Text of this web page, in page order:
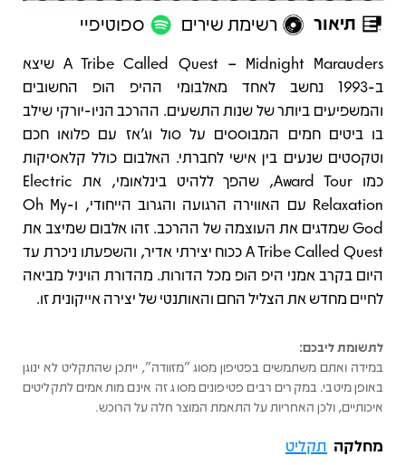
תיאור רשימת שירים ספוטיפיי
תיאור
A Tribe Called Quest – Midnight Marauders שיצא
ב-1993 נחשב לאחד מאלבומי ההיפ הופ החשובים
והמשפיעים ביותר של שנות התשעים. ההרכב הניו-יורקי שילב
בו ביטים חמים המבוססים על סול וג’אז עם פלואו חכם
וטקסטים שנעים בין אישי לחברתי. האלבום כולל קלאסיקות
כמו Award Tour, שהפך ללהיט בינלאומי, את Electric
Relaxation עם האווירה הרגועה והגרוב הייחודי, ו-Oh My
God שמדגים את העוצמה של ההרכב. זהו אלבום שמיצב את
A Tribe Called Quest ככוח יצירתי אדיר, והשפעתו ניכרת עד
היום בקרב אמני היפ הופ מכל הדורות. מהדורת הויניל מביאה
לחיים מחדש את הצליל החם והאותנטי של יצירה אייקונית זו.
לתשומת ליבכם:
במידה ואתם משתמשים בפטיפון מסוג "מזוודה", ייתכן שהתקליט לא ינוגן
באופן מיטבי. במקרים רבים פטיפונים מסוג זה אינם מותאמים לתקליטים
איכותיים, ולכן האחריות על התאמת המוצר חלה על הרוכש.
מחלקה תקליט